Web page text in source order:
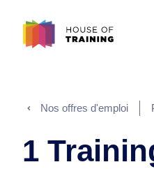
Nos offres d'emploi
1